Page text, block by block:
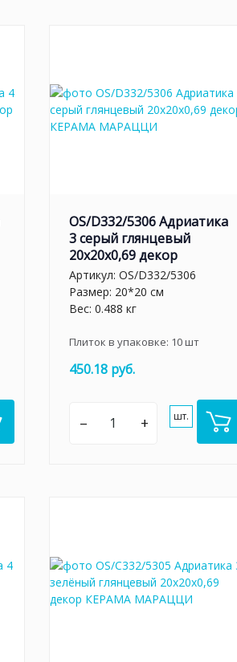
OS/D332/5306 Адриатика
3 серый глянцевый
20x20x0,69 декор
Артикул: OS/D332/5306
Размер: 20*20 см
Вес: 0.488 кг
Плиток в упаковке: 10шт
450.18 руб.
– + шт.